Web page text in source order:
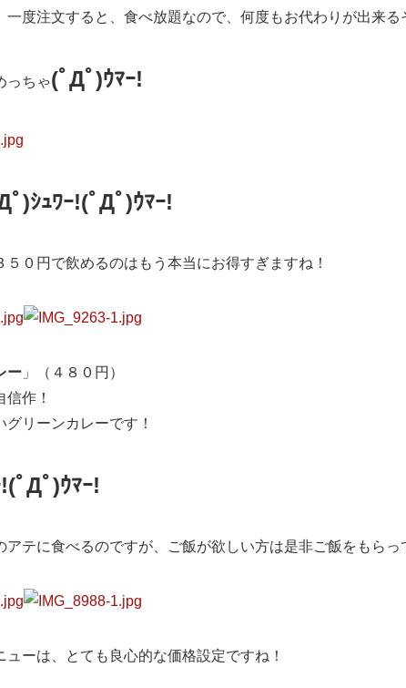
一度注文すると、食べ放題なので、何度もお代わりが出来る
っちゃ(ﾟДﾟ)ｳﾏｰ!
ﾟ)ｼｭﾜｰ!(ﾟДﾟ)ｳﾏｰ!
５０円で飲めるのはもう本当にお得すぎますね！
ー 」（４８０円）
信作！
リーンカレーです！
ﾟДﾟ)ｳﾏｰ!
アテに食べるのですが、ご飯が欲しい方は是非ご飯をもらっ
ューは、とても良心的な価格設定ですね！